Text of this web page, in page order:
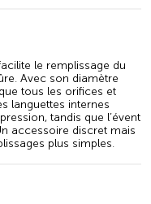
le remplissage du
Avec son diamètre
tous les orifices et
languettes internes
tandis que l’évent
accessoire discret mais
plus simples.